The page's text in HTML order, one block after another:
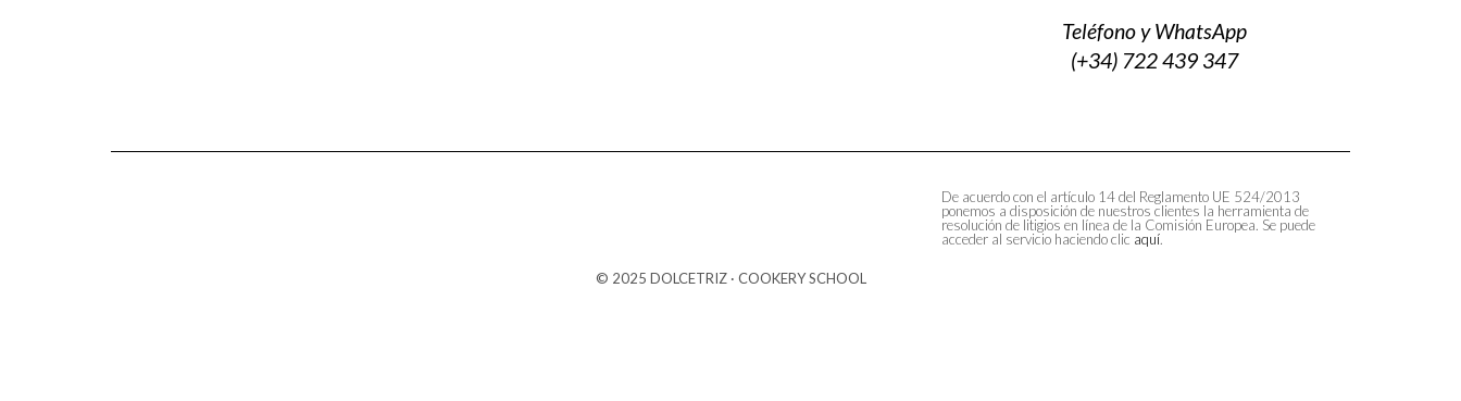
Teléfono y WhatsApp
(+34) 722 439 347
De acuerdo con el artículo 14 del Reglamento UE 524/2013
ponemos a disposición de nuestros clientes la herramienta de
resolución de litigios en línea de la Comisión Europea. Se puede
acceder al servicio haciendo clic aquí.
© 2025 DOLCETRIZ · COOKERY SCHOOL